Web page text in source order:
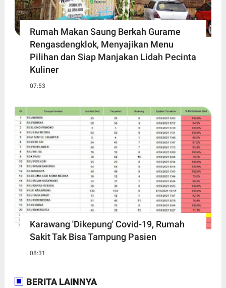
Rumah Makan Saung Berkah Gurame
Rengasdengklok, Menyajikan Menu
Pilihan dan Siap Manjakan Lidah Pecinta
Kuliner
07:53
Karawang 'Dikepung' Covid-19, Rumah
Sakit Tak Bisa Tampung Pasien
08:31
BERITA LAINNYA